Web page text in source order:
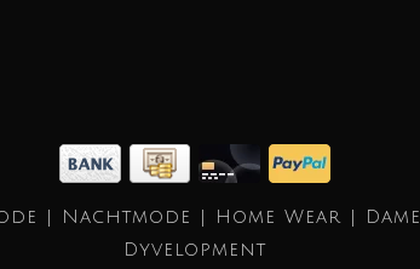
| Nachtmode | Home Wear |
Dyvelopment